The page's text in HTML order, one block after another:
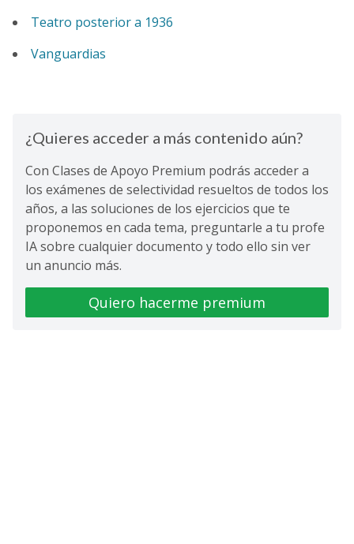
Teatro posterior a 1936
Vanguardias
¿Quieres acceder a más contenido aún?
Con Clases de Apoyo Premium podrás acceder a
los exámenes de selectividad resueltos de todos los
años, a las soluciones de los ejercicios que te
proponemos en cada tema, preguntarle a tu profe
IA sobre cualquier documento y todo ello sin ver
un anuncio más.
Quiero hacerme premium